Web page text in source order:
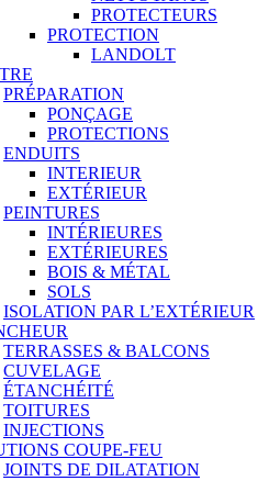
PROTECTEURS
PROTECTION
LANDOLT
PRÉPARATION
PONÇAGE
PROTECTIONS
ENDUITS
INTERIEUR
EXTÉRIEUR
PEINTURES
INTÉRIEURES
EXTÉRIEURES
BOIS & MÉTAL
SOLS
ISOLATION PAR L’EXTÉRIEUR
TERRASSES & BALCONS
CUVELAGE
ÉTANCHÉITÉ
TOITURES
INJECTIONS
COUPE-FEU
JOINTS DE DILATATION